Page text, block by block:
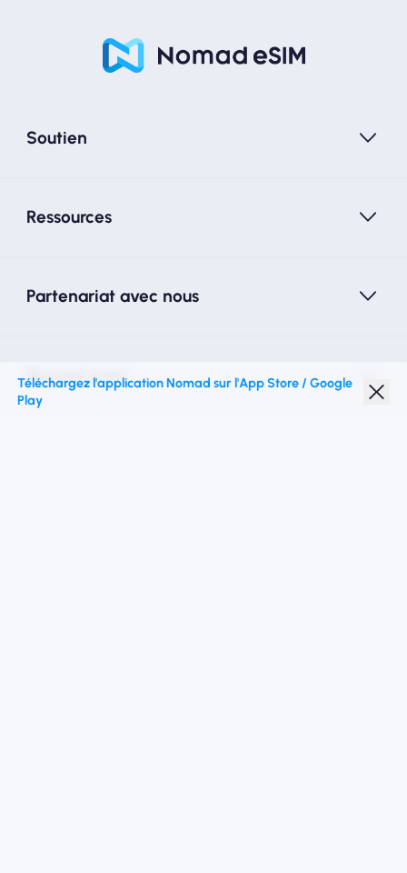
Soutien
Ressources
Partenariat avec nous
Nomad esim
Téléchargez l'application Nomad sur l'App Store / Google
Play